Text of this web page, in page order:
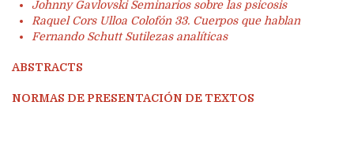
Johnny Gavlovski Seminarios sobre las psicosis
Raquel Cors Ulloa Colofón 33. Cuerpos que hablan
Fernando Schutt Sutilezas analíticas
ABSTRACTS
NORMAS DE PRESENTACIÓN DE TEXTOS